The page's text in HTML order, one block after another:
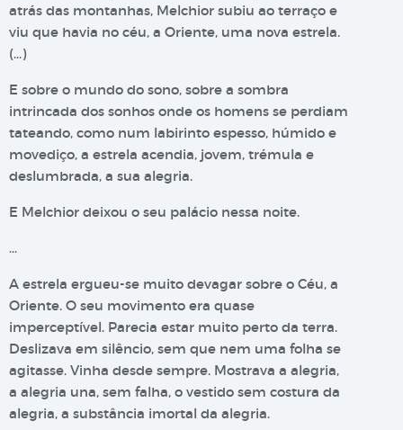
atrás das montanhas, Melchior subiu ao terraço e
viu que havia no céu, a Oriente, uma nova estrela.
(…)
E sobre o mundo do sono, sobre a sombra
intrincada dos sonhos onde os homens se perdiam
tateando, como num labirinto espesso, húmido e
movediço, a estrela acendia, jovem, trémula e
deslumbrada, a sua alegria.
E Melchior deixou o seu palácio nessa noite.
…
A estrela ergueu-se muito devagar sobre o Céu, a
Oriente. O seu movimento era quase
imperceptível. Parecia estar muito perto da terra.
Deslizava em silêncio, sem que nem uma folha se
agitasse. Vinha desde sempre. Mostrava a alegria,
a alegria una, sem falha, o vestido sem costura da
alegria, a substância imortal da alegria.